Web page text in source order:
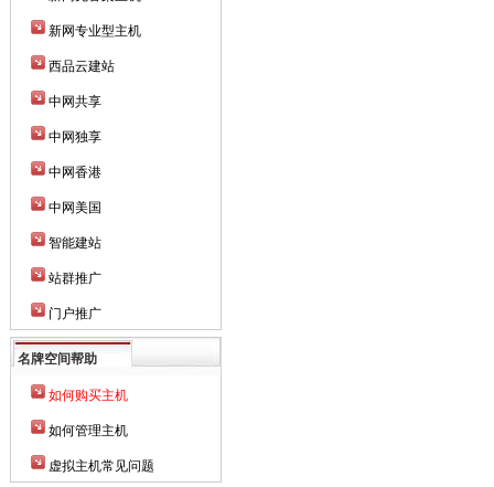
新网专业型主机
西品云建站
中网共享
中网独享
中网香港
中网美国
智能建站
站群推广
门户推广
名牌空间帮助
如何购买主机
如何管理主机
虚拟主机常见问题